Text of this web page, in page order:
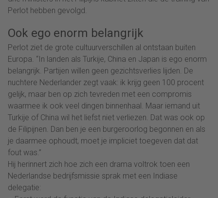
Perlot hebben gevolgd.
Ook ego enorm belangrijk
Perlot ziet de grote cultuurverschillen al ontstaan buiten
Europa. “In landen als Turkije, China en Japan is ego enorm
belangrijk. Partijen willen geen gezichtsverlies lijden. De
nuchtere Nederlander zegt vaak: ik krijg geen 100 procent
gelijk, maar ben op zich tevreden met een compromis
waarmee ik ook veel dingen binnenhaal. Maar iemand uit
Turkije of China wil het liefst niet verliezen. Dat was ook op
de Filipijnen. Dan ben je een burgeroorlog begonnen en als
je daarmee ophoudt, moet je impliciet toegeven dat dat
fout was.”
Hij herinnert zich hoe zich een drama voltrok toen een
Nederlandse bedrijfsmissie sprak met een Indiase
delegatie: